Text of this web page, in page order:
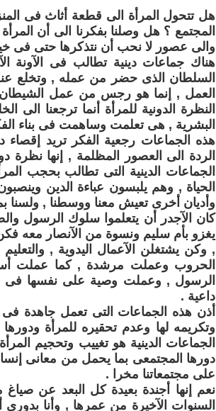
هل تتحول المرأة الى قطعة أثاث فى
المجتمع ؟ هل وصلنا بفكرنا الى أن
والى عصور لا نحب أن نتذكرها حتى فى
هناك جماعات دينية تطالب فى الآونة
السلطان الذى حضر من عمله , وتخلع
العمل , إنما هو رجس من عمل الشيطان
النظرة الدونية للمرأة أنما ترجعنا
البشرية , هى تعلمت وساهمت فى بناء
هذه الجماعات رجعية الفكر تريد
الردة الى العصور المظلمة , إنها نظرة
الجماعات الدينية التى تطالب بحجب
الحياة , وهم يلبسون عباءة الدين
وأديان أخرى تعيش معنا ووسطنا , ولسنا
كان الآجدر أن يتعلموا سلوك الرسول
يغزو بأم سليم ونسوة من الآنصار معه
, وكن يشتغلن الآعمال اليدوية ,
الحروب وعملت مرشدة , كما عملت
الرسول , وعملت وصية على نفسها فى
داعية .
أذن هذه الجماعات التى تعمل جاهدة فى
وتكريمه لها وعدم تحقيره للمرأة
الجماعات الدينية هو تغييب وتحجيم
دورها المجتمعى بما يحمل من معانى
على مجتمعاتنا مخرا .
نعم إنها أجندة بعيدة كل البعد عن صياغ
السنوات الآخيرة من عمرها , وأنا